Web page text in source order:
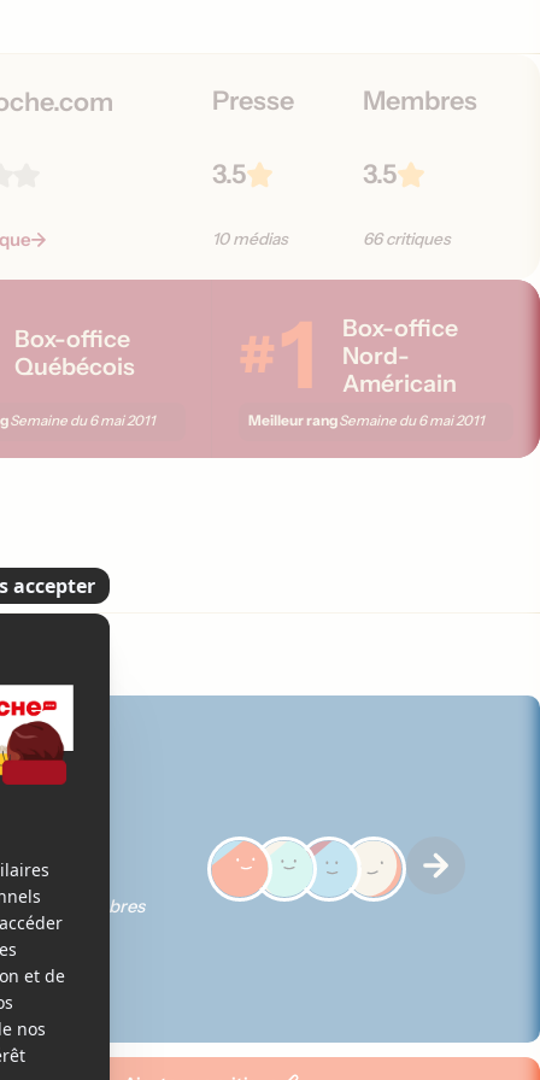
Presse
3.5
10 médias
Membres
3.5
66 critiques
Box-office
Québécois
Semaine du6 mai 2011
#1
Box-office
Nord-
Américain
Meilleur rangSemaine du6 mai 2011
des membres